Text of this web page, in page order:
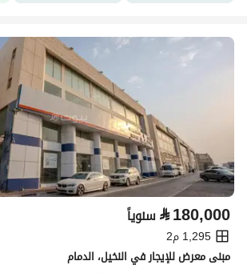
⃁180,000 سنوياً
1,295 م2
مبنى معرض للإيجار في النخيل، الدمام